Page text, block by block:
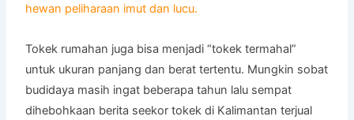
hewan peliharaan imut dan lucu.
Tokek rumahan juga bisa menjadi “tokek termahal”
untuk ukuran panjang dan berat tertentu. Mungkin sobat
budidaya masih ingat beberapa tahun lalu sempat
dihebohkaan berita seekor tokek di Kalimantan terjual